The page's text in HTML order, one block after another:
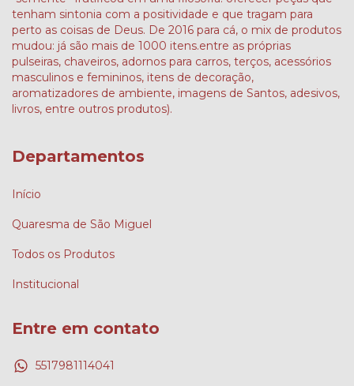
tenham sintonia com a positividade e que tragam para
perto as coisas de Deus. De 2016 para cá, o mix de produtos
mudou: já são mais de 1000 itens.entre as próprias
pulseiras, chaveiros, adornos para carros, terços, acessórios
masculinos e femininos, itens de decoração,
aromatizadores de ambiente, imagens de Santos, adesivos,
livros, entre outros produtos).
Departamentos
Início
Quaresma de São Miguel
Todos os Produtos
Institucional
Entre em contato
5517981114041